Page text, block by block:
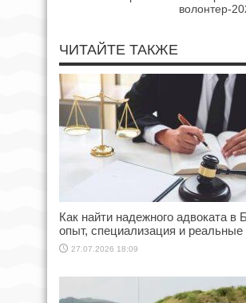
волонтер-
ЧИТАЙТЕ ТАКЖЕ
Как найти надежного адвоката в
опыт, специализация и реальные
27.07.2026 18:09